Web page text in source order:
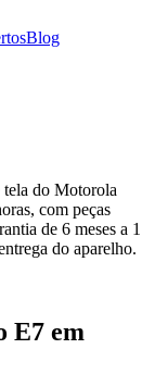
Blog
do Motorola
com peças
de 6 meses a 1
do aparelho.
E7 em